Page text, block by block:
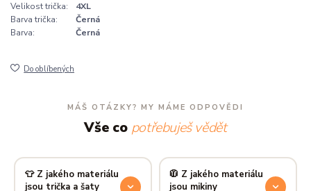
Velikost trička:
4XL
Barva trička:
Černá
Barva:
Černá
Do oblíbených
MÁŠ OTÁZKY? MY MÁME ODPOVĚDI
Vše co potřebuješ vědět
👕 Z jakého materiálu
jsou trička a šaty
🧥 Z jakého materiálu
jsou mikiny